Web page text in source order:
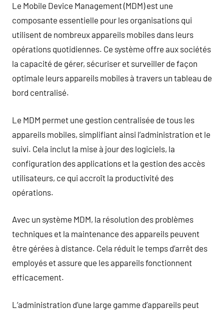
Le Mobile Device Management (MDM) est une
composante essentielle pour les organisations qui
utilisent de nombreux appareils mobiles dans leurs
opérations quotidiennes. Ce système offre aux sociétés
la capacité de gérer, sécuriser et surveiller de façon
optimale leurs appareils mobiles à travers un tableau de
bord centralisé.
Le MDM permet une gestion centralisée de tous les
appareils mobiles, simplifiant ainsi l’administration et le
suivi. Cela inclut la mise à jour des logiciels, la
configuration des applications et la gestion des accès
utilisateurs, ce qui accroît la productivité des
opérations.
Avec un système MDM, la résolution des problèmes
techniques et la maintenance des appareils peuvent
être gérées à distance. Cela réduit le temps d’arrêt des
employés et assure que les appareils fonctionnent
efficacement.
L’administration d’une large gamme d’appareils peut